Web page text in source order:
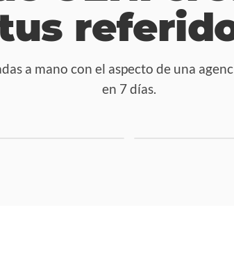
a mano con el aspecto de una
en 7 días.